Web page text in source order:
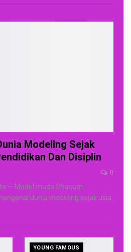
Modeling Sejak
Dan Disiplin
0
— Model muda Shanum
dunia modeling sejak usia
YOUNG FAMOUS